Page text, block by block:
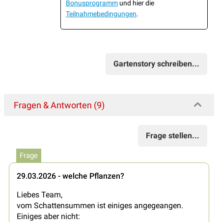
Bonusprogramm und hier die
Teilnahmebedingungen.
Gartenstory schreiben...
Fragen & Antworten (9)
Frage stellen...
Frage
29.03.2026 - welche Pflanzen?
Liebes Team,
vom Schattensummen ist einiges angegeangen.
Einiges aber nicht: